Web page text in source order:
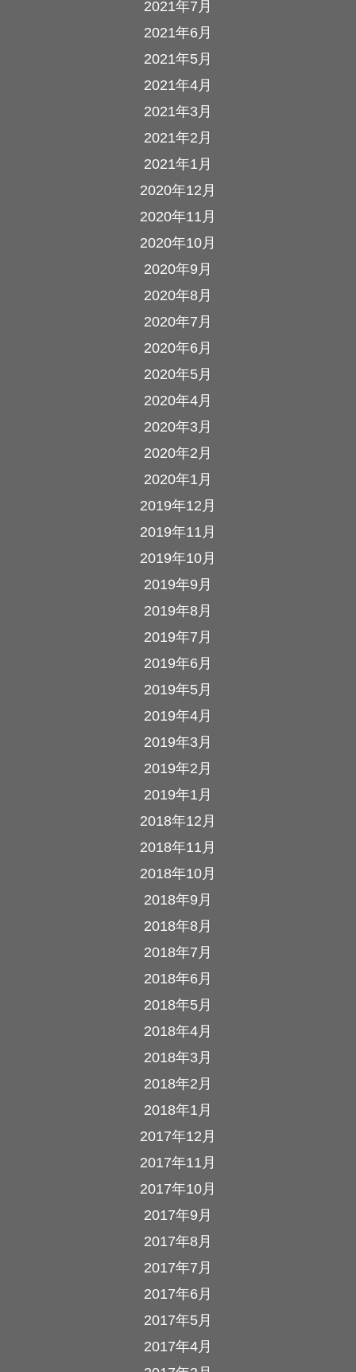
2021年7月
2021年6月
2021年5月
2021年4月
2021年3月
2021年2月
2021年1月
2020年12月
2020年11月
2020年10月
2020年9月
2020年8月
2020年7月
2020年6月
2020年5月
2020年4月
2020年3月
2020年2月
2020年1月
2019年12月
2019年11月
2019年10月
2019年9月
2019年8月
2019年7月
2019年6月
2019年5月
2019年4月
2019年3月
2019年2月
2019年1月
2018年12月
2018年11月
2018年10月
2018年9月
2018年8月
2018年7月
2018年6月
2018年5月
2018年4月
2018年3月
2018年2月
2018年1月
2017年12月
2017年11月
2017年10月
2017年9月
2017年8月
2017年7月
2017年6月
2017年5月
2017年4月